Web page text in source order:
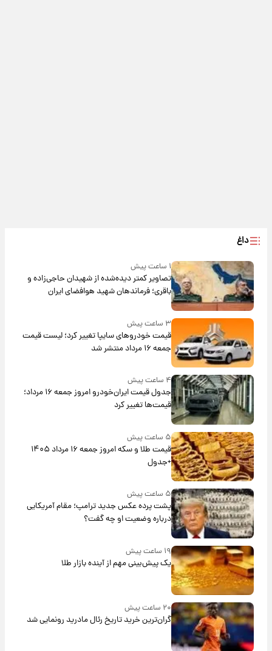
داغ
۱ ساعت پیش
تصاویر کمتر دیده‌شده از شهیدان حاجی‌زاده و
باقری؛ فرماندهان شهید هوافضای ایران
۳ ساعت پیش
قیمت خودروهای سایپا تغییر کرد؛ لیست قیمت
جمعه ۱۶ مرداد منتشر شد
۴ ساعت پیش
جدول قیمت ایران‌خودرو امروز جمعه ۱۶ مرداد؛
قیمت‌ها تغییر کرد
۵ ساعت پیش
قیمت طلا و سکه امروز جمعه ۱۶ مرداد ۱۴۰۵
+جدول
۵ ساعت پیش
پشت پرده عکس جدید ترامپ؛ مقام آمریکایی
درباره وضعیت او چه گفت؟
۱۹ ساعت پیش
یک پیش‌بینی مهم از آینده بازار طلا
۲۰ ساعت پیش
گران‌ترین خرید تاریخ رئال مادرید رونمایی شد